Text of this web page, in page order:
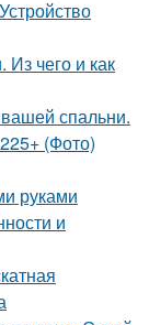
чего и как
спальни.
(Фото)
руками
и